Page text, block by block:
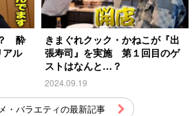
酔
ル
きまぐれクック・かねこが『出
張寿司』を実施 第１回目のゲ
ストはなんと…？
2024.09.19
・バラエティの最新記事